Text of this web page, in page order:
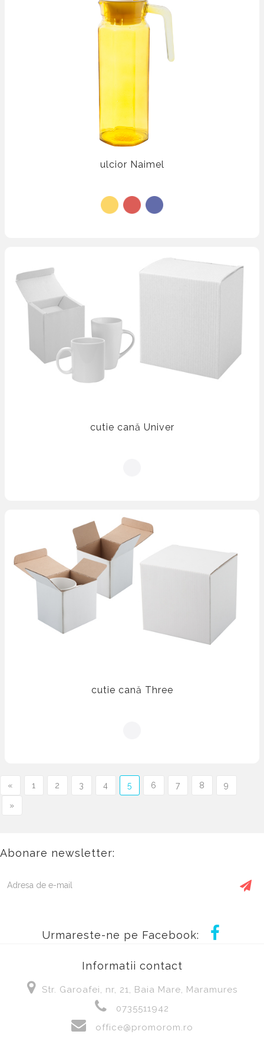
ulcior Naimel
cutie cană Univer
cutie cană Three
« 1 2 3 4 5 6 7 8 9
»
Abonare newsletter:
Urmareste-ne pe Facebook:
Informatii contact
Str. Garoafei, nr, 21, Baia Mare, Maramures
0735511942
office@promorom.ro